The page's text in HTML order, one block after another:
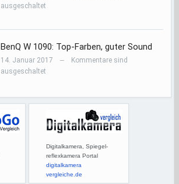
ausgeschaltet
BenQ W 1090: Top-Farben, guter Sound
14. Januar 2017 —
Kommentare sind
ausgeschaltet
Digitalkamera, Spiegel-
reflexkamera Portal
digitalkamera
vergleiche.de